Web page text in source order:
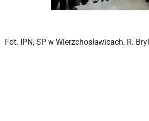
Fot. IPN, SP w Wierzchosławicach, R. Bryl